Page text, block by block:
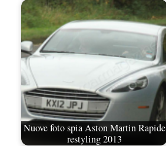
Nuove foto spia Aston Martin Rapide
restyling 2013